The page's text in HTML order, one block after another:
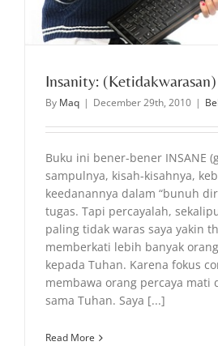
Insanity: (Ketidakwarasan)
By Maq | December 29th, 2010 |
Buku ini bener-bener INSANE
sampulnya, kisah-kisahnya,
keedanannya dalam “bunuh
tugas. Tapi percayalah,
paling tidak waras saya yakin
memberkati lebih banyak
kepada Tuhan. Karena fokus
membawa orang percaya mati
sama Tuhan. Saya [...]
Read More